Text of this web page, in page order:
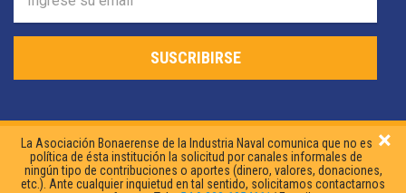
SUSCRIBIRSE
© 2026 Asociación Bonaerense de la Industria Naval.
×
La Asociación Bonaerense de la Industria Naval comunica que no es
política de ésta institución la solicitud por canales informales de
ningún tipo de contribuciones o aportes (dinero, valores, donaciones,
etc.). Ante cualquier inquietud en tal sentido, solicitamos contactarnos